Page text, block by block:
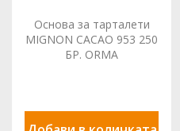
Основа за тарталети
MIGNON CACAO 953 250
БР. ORMA